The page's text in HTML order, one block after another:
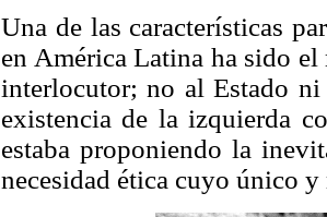
Una de las características
en América Latina ha sido
interlocutor; no al Estado
existencia de la izquierda
estaba proponiendo la
necesidad ética cuyo único